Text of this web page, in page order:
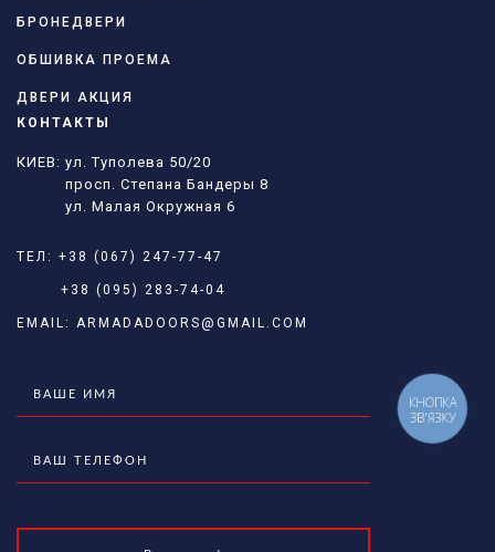
БРОНЕДВЕРИ
ОБШИВКА ПРОЕМА
ДВЕРИ АКЦИЯ
КОНТАКТЫ
КИЕВ: ул. Туполева 50/20
просп. Степана Бандеры 8
ул. Малая Окружная 6
ТЕЛ: +38 (067) 247-77-47
+38 (095) 283-74-04
EMAIL: ARMADADOORS@GMAIL.COM
КНОПКА
ЗВ'ЯЗКУ